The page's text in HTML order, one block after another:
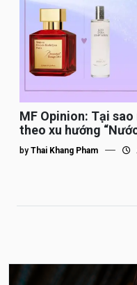
MF Opinion: Tại
theo xu hướng
by Thai Khang Pham